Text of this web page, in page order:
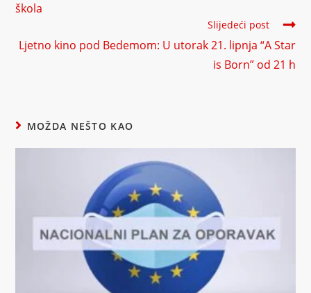
škola
Slijedeći post
Ljetno kino pod Bedemom: U utorak 21. lipnja “A Star
is Born” od 21 h
MOŽDA NEŠTO KAO